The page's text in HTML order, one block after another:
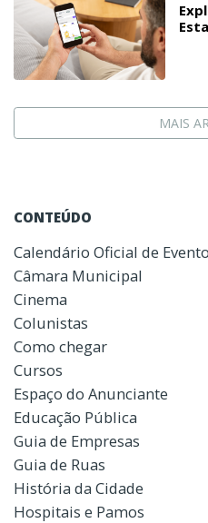
MAIS
CONTEÚDO
Calendário Oficial de
Câmara Municipal
Cinema
Colunistas
Como chegar
Cursos
Espaço do Anunciante
Educação Pública
Guia de Empresas
Guia de Ruas
História da Cidade
Hospitais e Pamos